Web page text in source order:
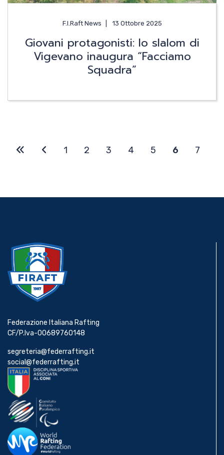
F.I.Raft News 13 Ottobre 2025
Giovani protagonisti: lo slalom di
Vigevano inaugura “Facciamo
Squadra”
1 2 3 4 5 6 7
Federazione Italiana Rafting
CF/P.Iva-00689760148
segreteria@federrafting.it
social@federrafting.it